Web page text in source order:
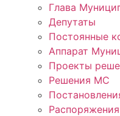
Глава
Депутаты
Постоянные
Аппарат
Проекты
Решения МС